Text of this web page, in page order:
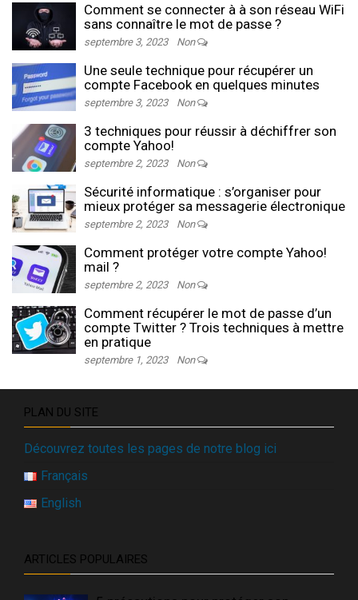
Comment se connecter à à son réseau WiFi
sans connaître le mot de passe ?
septembre 3, 2023 Non
Une seule technique pour récupérer un
compte Facebook en quelques minutes
septembre 3, 2023 Non
3 techniques pour réussir à déchiffrer son
compte Yahoo!
septembre 2, 2023 Non
Sécurité informatique : s’organiser pour
mieux protéger sa messagerie électronique
septembre 2, 2023 Non
Comment protéger votre compte Yahoo!
mail ?
septembre 2, 2023 Non
Comment récupérer le mot de passe d’un
compte Twitter ? Trois techniques à mettre
en pratique
septembre 1, 2023 Non
PLAN DU SITE
Découvrez toutes les pages de notre blog ici
Français
English
ARTICLES POPULAIRES